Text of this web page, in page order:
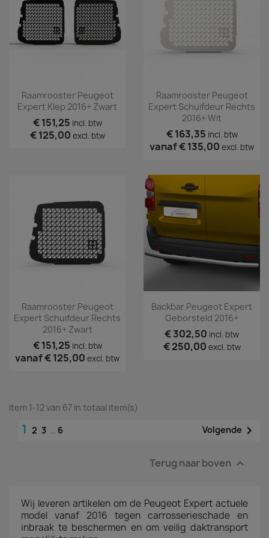
Raamrooster Peugeot
Expert Klep 2016+ Zwart
€ 151,25 incl. btw
€ 125,00 excl. btw
Raamrooster Peugeot
Expert Schuifdeur Rechts
2016+ Wit
€ 163,35 incl. btw
vanaf€ 135,00 excl. btw
Raamrooster Peugeot
Expert Schuifdeur Rechts
2016+ Zwart
€ 151,25 incl. btw
vanaf€ 125,00 excl. btw
Backbar Peugeot Expert
Geborsteld 2016+
€ 302,50 incl. btw
€ 250,00 excl. btw
Item 1-12 van 67 in totaal item(s)
1 2 3 … 6 Volgende 
Terug naar boven 
Wij leveren artikelen om de Peugeot Expert actuele
model vanaf 2016 tegen carrosserieschade en
inbraak te beschermen en om veilig daktransport